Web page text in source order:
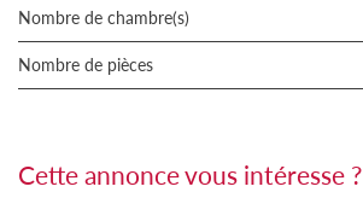
Nombre de chambre(s)
Nombre de pièces
cette annonce vous intéresse ?